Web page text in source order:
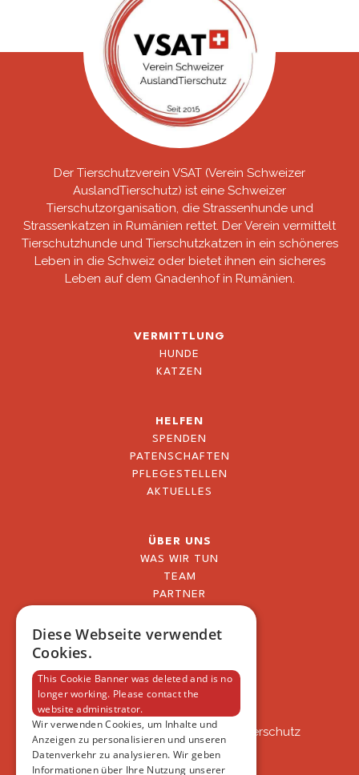
Der Tierschutzverein VSAT (Verein Schweizer
AuslandTierschutz) ist eine Schweizer
Tierschutzorganisation, die Strassenhunde und
Strassenkatzen in Rumänien rettet. Der Verein vermittelt
Tierschutzhunde und Tierschutzkatzen in ein schöneres
Leben in die Schweiz oder bietet ihnen ein sicheres
Leben auf dem Gnadenhof in Rumänien.
VERMITTLUNG
HUNDE
KATZEN
HELFEN
SPENDEN
PATENSCHAFTEN
PFLEGESTELLEN
AKTUELLES
ÜBER UNS
WAS WIR TUN
TEAM
PARTNER
FAQ
VSAT
VSAT - Verein Schweizer Auslandtierschutz
Oberlangnauerstrasse 13b
9562 Märwil
Diese Webseite verwendet
Cookies.
This Cookie Banner was deleted and is no
longer working. Please contact the
website administrator.
Wir verwenden Cookies, um Inhalte und
Anzeigen zu personalisieren und unseren
Datenverkehr zu analysieren. Wir geben
Informationen über Ihre Nutzung unserer